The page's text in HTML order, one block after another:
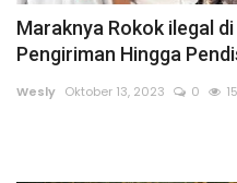
Sumsel
Kalbar
Maraknya Rokok ilegal
Pengiriman Hingga
Wesly Oktober 13, 2023 0